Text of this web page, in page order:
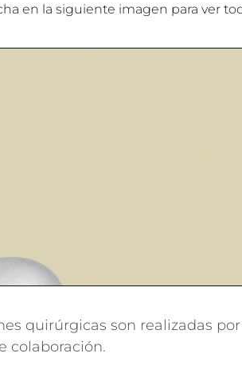
en la siguiente imagen para ver
quirúrgicas son realizadas
colaboración.